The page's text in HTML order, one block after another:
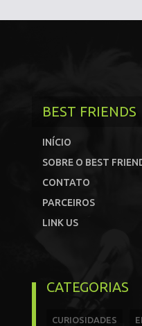
BEST FRIENDS
INÍCIO
SOBRE O BEST
CONTATO
PARCEIROS
LINK US
CATEGORIAS
CURIOSIDADES